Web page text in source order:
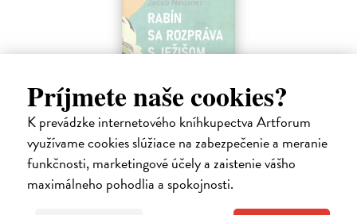
Príjmete naše cookies?
K prevádzke internetového kníhkupectva Artforum
využívame cookies slúžiace na zabezpečenie a meranie
funkčnosti, marketingové účely a zaistenie vášho
maximálneho pohodlia a spokojnosti.
Rabín sa rozpráva s Ježišom
Neusner Jacob
Autor knihy sa v duchu stáva v Galilei poslucháčom Ježišovej Reči na
vrchu. Ako pravoverný rabín sa usiluje pozorne počúvať tohto nového
učiteľa a porovnáva jeho učenie s tým, čo hovorí židovská Tóra.
Na sklade ?